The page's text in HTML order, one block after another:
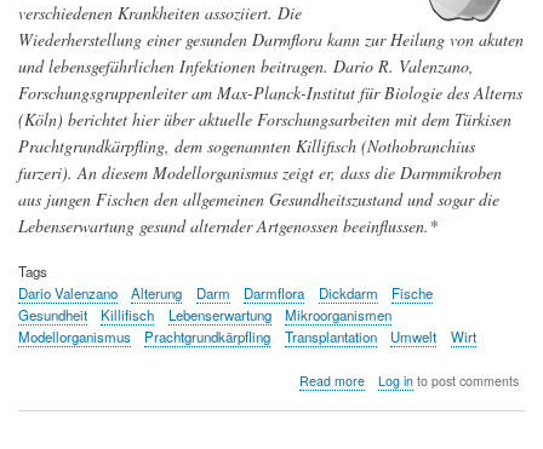
alarmierende
Folgen
menschlichen
Raubbaus
verschiedenen Krankheiten assoziiert. Die
Wiederherstellung einer gesunden Darmflora kann zur Heilung von akuten
und lebensgefährlichen Infektionen beitragen. Dario R. Valenzano,
Forschungsgruppenleiter am Max-Planck-Institut für Biologie des Alterns
(Köln) berichtet hier über aktuelle Forschungsarbeiten mit dem Türkisen
Prachtgrundkärpfling, dem sogenannten Killifisch (Nothobranchius
furzeri). An diesem Modellorganismus zeigt er, dass die Darmmikroben
aus jungen Fischen den allgemeinen Gesundheitszustand und sogar die
Lebenserwartung gesund alternder Artgenossen beeinflussen.*
Tags
Dario Valenzano
Alterung Darm Darmflora Dickdarm
Fische
Gesundheit
Killifisch Lebenserwartung
Mikroorganismen
Modellorganismus
Prachtgrundkärpfling Transplantation Umwelt Wirt
Read moreabout
Log into post comments